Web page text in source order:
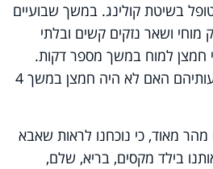
בשיטת קולינג. במשך שבועיים
מוחי ושאר נזקים קשים ובלתי
חמצן למוח במשך מספר דקות.
(הרופאים היו חלוקים בדעותיהם האם לא היה חמצן במשך 4
מהר מאוד, כי נוכחנו לראות שאבא
בילד מקסים, בריא, שלם,